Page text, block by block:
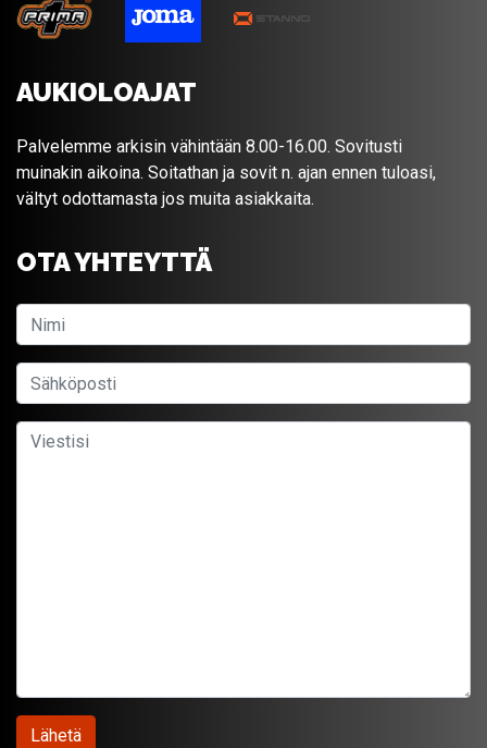
AUKIOLOAJAT
Palvelemme arkisin vähintään 8.00-16.00. Sovitusti
muinakin aikoina. Soitathan ja sovit n. ajan ennen tuloasi,
vältyt odottamasta jos muita asiakkaita.
OTA YHTEYTTÄ